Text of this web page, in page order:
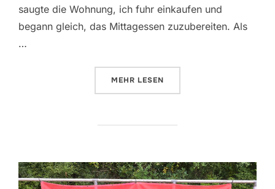
saugte die Wohnung, ich fuhr einkaufen und
begann gleich, das Mittagessen zuzubereiten. Als
…
MEHR ÜBER „(K) EIN TAG WIE JEDER
LESEN